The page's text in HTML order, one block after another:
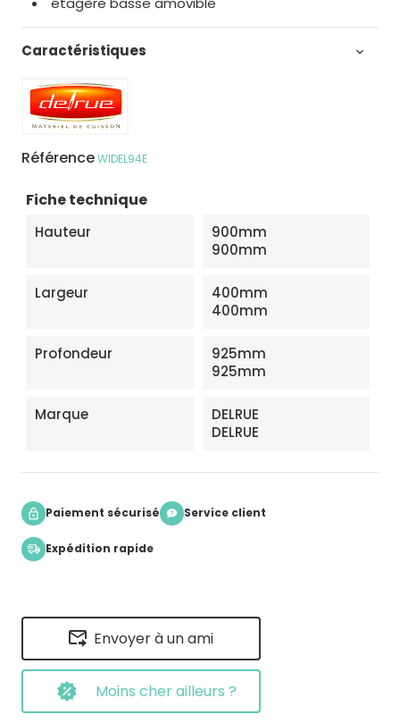
Envoyer à un ami
Moins cher ailleurs ?
Caractéristiques 
RéférenceWIDEL94E
Fiche technique
Hauteur
900mm
900mm
Largeur
400mm
400mm
Profondeur
925mm
925mm
Marque
DELRUE
DELRUE
Paiement sécurisé Service client
Expédition rapide